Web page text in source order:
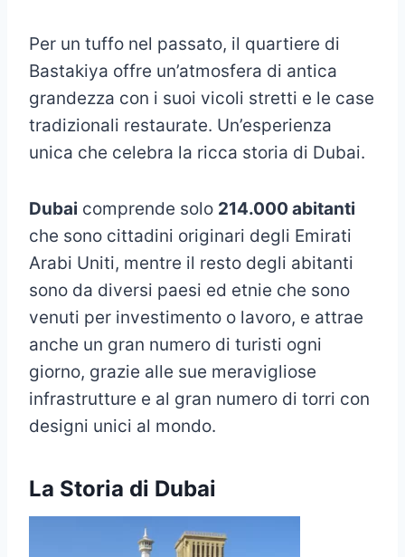
Per un tuffo nel passato, il quartiere di
Bastakiya offre un’atmosfera di antica
grandezza con i suoi vicoli stretti e le case
tradizionali restaurate. Un’esperienza
unica che celebra la ricca storia di Dubai.
Dubai comprende solo 214.000 abitanti
che sono cittadini originari degli Emirati
Arabi Uniti, mentre il resto degli abitanti
sono da diversi paesi ed etnie che sono
venuti per investimento o lavoro, e attrae
anche un gran numero di turisti ogni
giorno, grazie alle sue meravigliose
infrastrutture e al gran numero di torri con
designi unici al mondo.
La Storia di Dubai